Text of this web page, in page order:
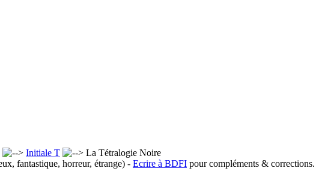
Initiale T
La Tétralogie Noire
fantastique, horreur, étrange) - Ecrire à BDFI pour compléments & corrections.